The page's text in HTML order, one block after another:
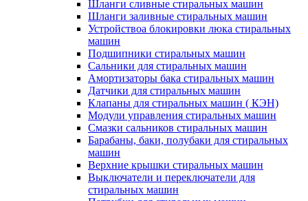
Шланги сливные стиральных машин
Шланги заливные стиральных машин
Устройствоа блокировки люка стиральных
машин
Подшипники стиральных машин
Сальники для стиральных машин
Амортизаторы бака стиральных машин
Датчики для стиральных машин
Клапаны для стиральных машин ( КЭН)
Модули управления стиральных машин
Смазки сальников стиральных машин
Барабаны, баки, полубаки для стиральных
машин
Верхние крышки стиральных машин
Выключатели и переключатели для
стиральных машин